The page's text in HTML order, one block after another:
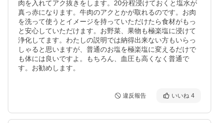
肉を入れてアク抜きをします。20分程浸けておくと塩水が
真っ赤になります。牛肉のアクとかが取れるのです。お肉
を洗って使うとイメージを持っていただけたら食材がもっ
と安心していただけます。お野菜、果物も極楽塩に浸けて
浄化してます。わたしの説明では納得出来ない方もいらっ
しゃると思いますが、普通のお塩を極楽塩に変えるだけで
も体には良いですよ。もちろん、血圧も高くなく普通で
す。お勧めします。
違反報告 いいね 4